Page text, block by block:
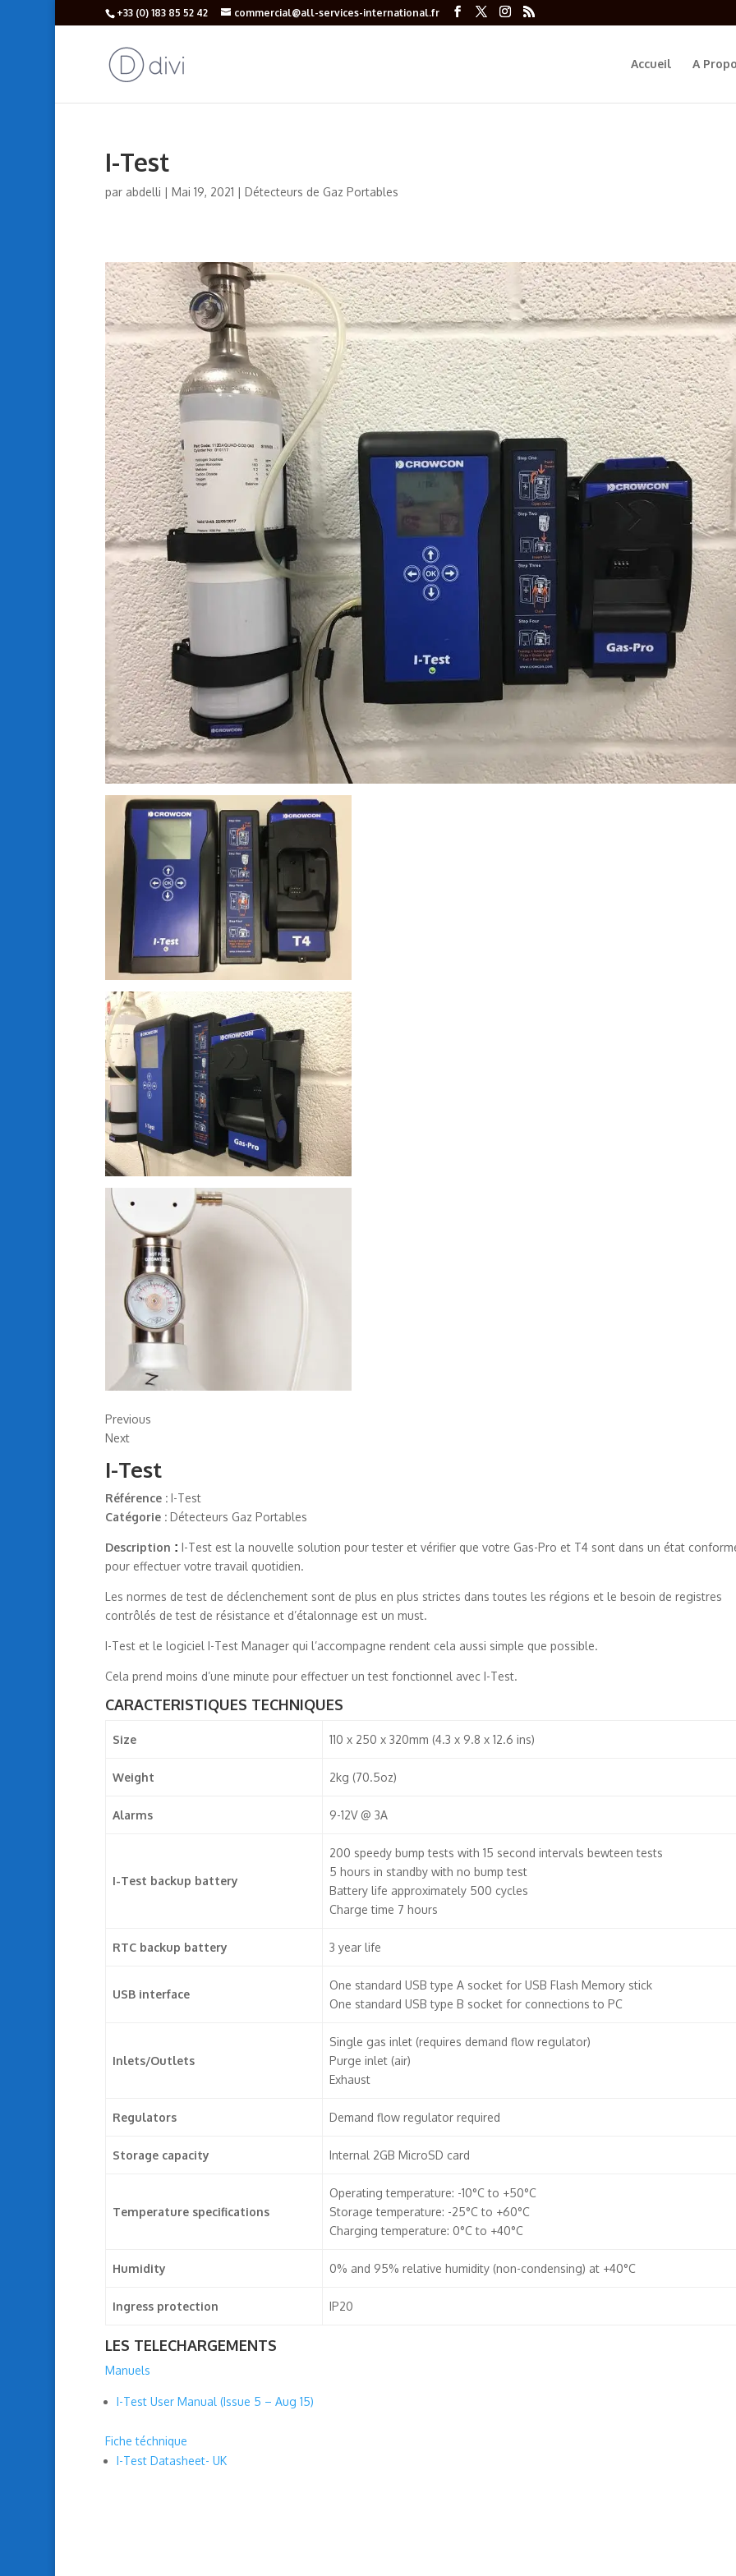
+33 (‎0) 183 85 52 42 commercial@all-services-international.fr
Accueil A
I-Test
par abdelli | Mai 19, 2021 | Détecteurs de Gaz Portables
Previous
Next
I-Test
Référence :I-Test
Catégorie : Détecteurs Gaz Portables
Description : I-Test est la nouvelle solution pour tester et vérifier que votre Gas-Pro et T4 sont dans un état
pour effectuer votre travail quotidien.
Les normes de test de déclenchement sont de plus en plus strictes dans toutes les régions et le besoin de registres
contrôlés de test de résistance et d’étalonnage est un must.
I-Test et le logiciel I-Test Manager qui l’accompagne rendent cela aussi simple que possible.
Cela prend moins d’une minute pour effectuer un test fonctionnel avec I-Test.
CARACTERISTIQUES TECHNIQUES
Size 110 x 250 x 320mm (4.3 x 9.8 x 12.6 ins)
Weight 2kg (70.5oz)
Alarms 9-12V @ 3A
I-Test backup battery
200 speedy bump tests with 15 second intervals bewteen tests
5 hours in standby with no bump test
Battery life approximately 500 cycles
Charge time 7 hours
RTC backup battery 3 year life
USB interface
One standard USB type A socket for USB Flash Memory stick
One standard USB type B socket for connections to PC
Inlets/Outlets
Single gas inlet (requires demand flow regulator)
Purge inlet (air)
Exhaust
Regulators Demand flow regulator required
Storage capacity Internal 2GB MicroSD card
Temperature specifications
Operating temperature: -10°C to +50°C
Storage temperature: -25°C to +60°C
Charging temperature: 0°C to +40°C
Humidity 0% and 95% relative humidity (non-condensing) at +40°C
Ingress protection IP20
LES TELECHARGEMENTS
Manuels
I-Test User Manual (Issue 5 – Aug 15)
Fiche téchnique
I-Test Datasheet- UK